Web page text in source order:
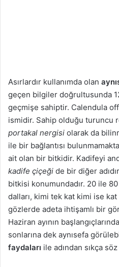
Asırlardır kullanımda olan
geçen bilgiler doğrultusunda
geçmişe sahiptir. Calendula
ismidir. Sahip olduğu turuncu
portakal nergisi olarak da
ile bir bağlantısı
ait olan bir bitkidir. Kadifeyi
kadife çiçeği de bir diğer
bitkisi konumundadır. 20 ile
dalları, kimi tek kat kimi ise
gözlerde adeta ihtişamlı bir
Haziran ayının
sonlarına dek aynısefa
faydaları ile adından sıkça